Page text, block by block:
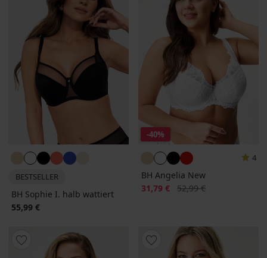
BESTSELLER
BH Sophie I. halb wattiert
55,99 €
-40%
4
BH Angelia New
Rabatt
31,79 € Alter Preis
52,99 €